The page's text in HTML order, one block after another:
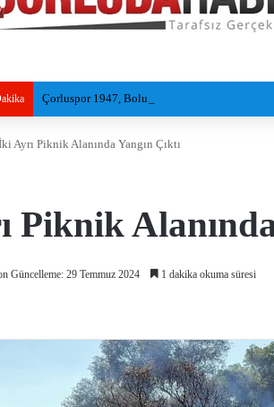
Çorluspor 1947, Bolu Kampında Yeni Sezon
Ayrı Piknik Alanında Yangın Çıktı
Piknik Alanında
Güncelleme: 29 Temmuz 2024 1 dakika okuma süresi